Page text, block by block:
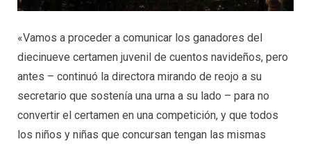
«Vamos a proceder a comunicar los ganadores del
diecinueve certamen juvenil de cuentos navideños, pero
antes – continuó la directora mirando de reojo a su
secretario que sostenía una urna a su lado – para no
convertir el certamen en una competición, y que todos
los niños y niñas que concursan tengan las mismas